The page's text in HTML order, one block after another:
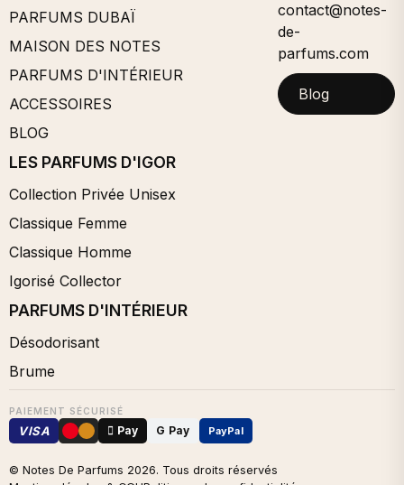
PARFUMS DUBAÏ
MAISON DES NOTES
PARFUMS D'INTÉRIEUR
ACCESSOIRES
BLOG
LES PARFUMS D'IGOR
Collection Privée Unisex
Classique Femme
Classique Homme
Igorisé Collector
PARFUMS D'INTÉRIEUR
Désodorisant
Brume
contact@notes-
de-
parfums.com
Blog
PAIEMENT SÉCURISÉ
VISA  Pay G Pay PayPal
© Notes De Parfums 2026. Tous droits réservés